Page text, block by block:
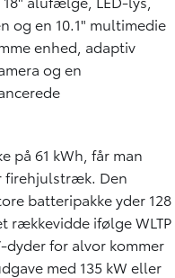
og en 10.1" multimedie
enhed, adaptiv
og en
på 61 kWh, får man
firehjulstræk. Den
batteripakke yder 128
rækkevidde ifølge WLTP
dyder for alvor kommer
med 135 kW eller